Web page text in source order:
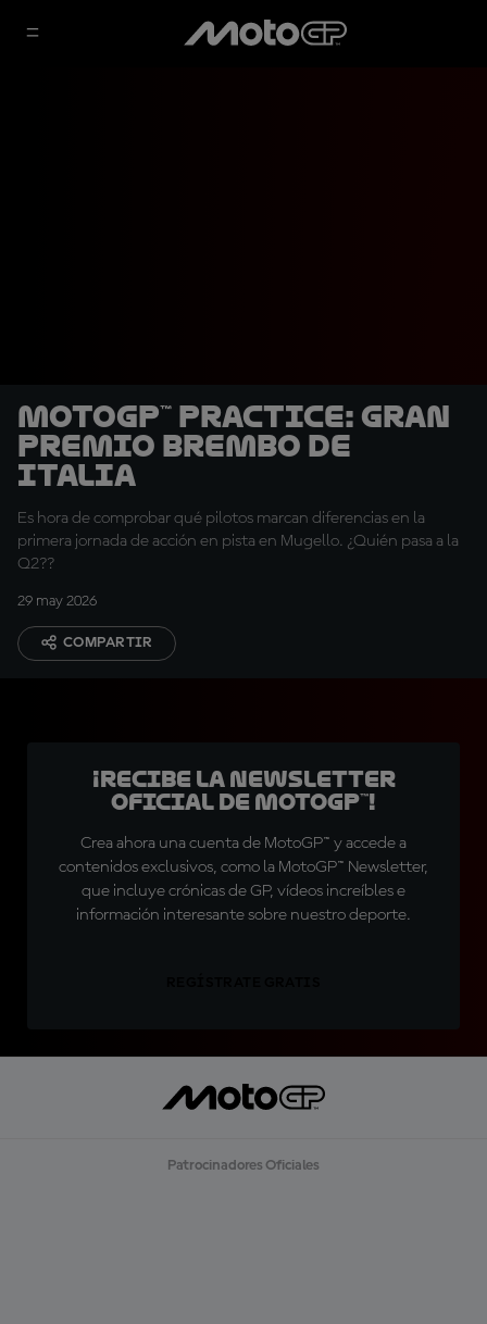
MotoGP™ Practice: Gran
Premio Brembo de
Italia
Es hora de comprobar qué pilotos marcan diferencias en la
primera jornada de acción en pista en Mugello. ¿Quién pasa a la
Q2??
29 may 2026
COMPARTIR
¡Recibe la Newsletter
oficial de MotoGP™!
Crea ahora una cuenta de MotoGP™ y accede a
contenidos exclusivos, como la MotoGP™ Newsletter,
que incluye crónicas de GP, vídeos increíbles e
información interesante sobre nuestro deporte.
Patrocinadores Oficiales